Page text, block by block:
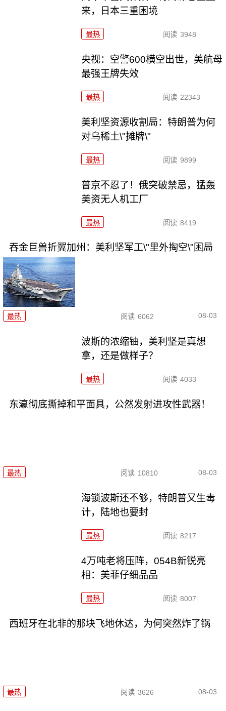
来，日本三重困境
最热 阅读 3948
央视：空警600横空出世，美航母
最强王牌失效
最热 阅读 22343
美利坚资源收割局：特朗普为何
对乌稀土\"摊牌\"
最热 阅读 9899
普京不忍了！俄突破禁忌，猛轰
美资无人机工厂
最热 阅读 8419
吞金巨兽折翼加州：美利坚军工\"里外掏空\"困局
最热 阅读 6062 08-03
波斯的浓缩铀，美利坚是真想
拿，还是做样子？
最热 阅读 4033
东瀛彻底撕掉和平面具，公然发射进攻性武器！
最热 阅读 10810 08-03
海锁波斯还不够，特朗普又生毒
计，陆地也要封
最热 阅读 8217
4万吨老将压阵，054B新锐亮
相：美菲仔细品品
最热 阅读 8007
西班牙在北非的那块飞地休达，为何突然炸了锅
最热 阅读 3626 08-03